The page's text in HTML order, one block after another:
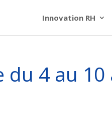
Innovation RH
du 4 au